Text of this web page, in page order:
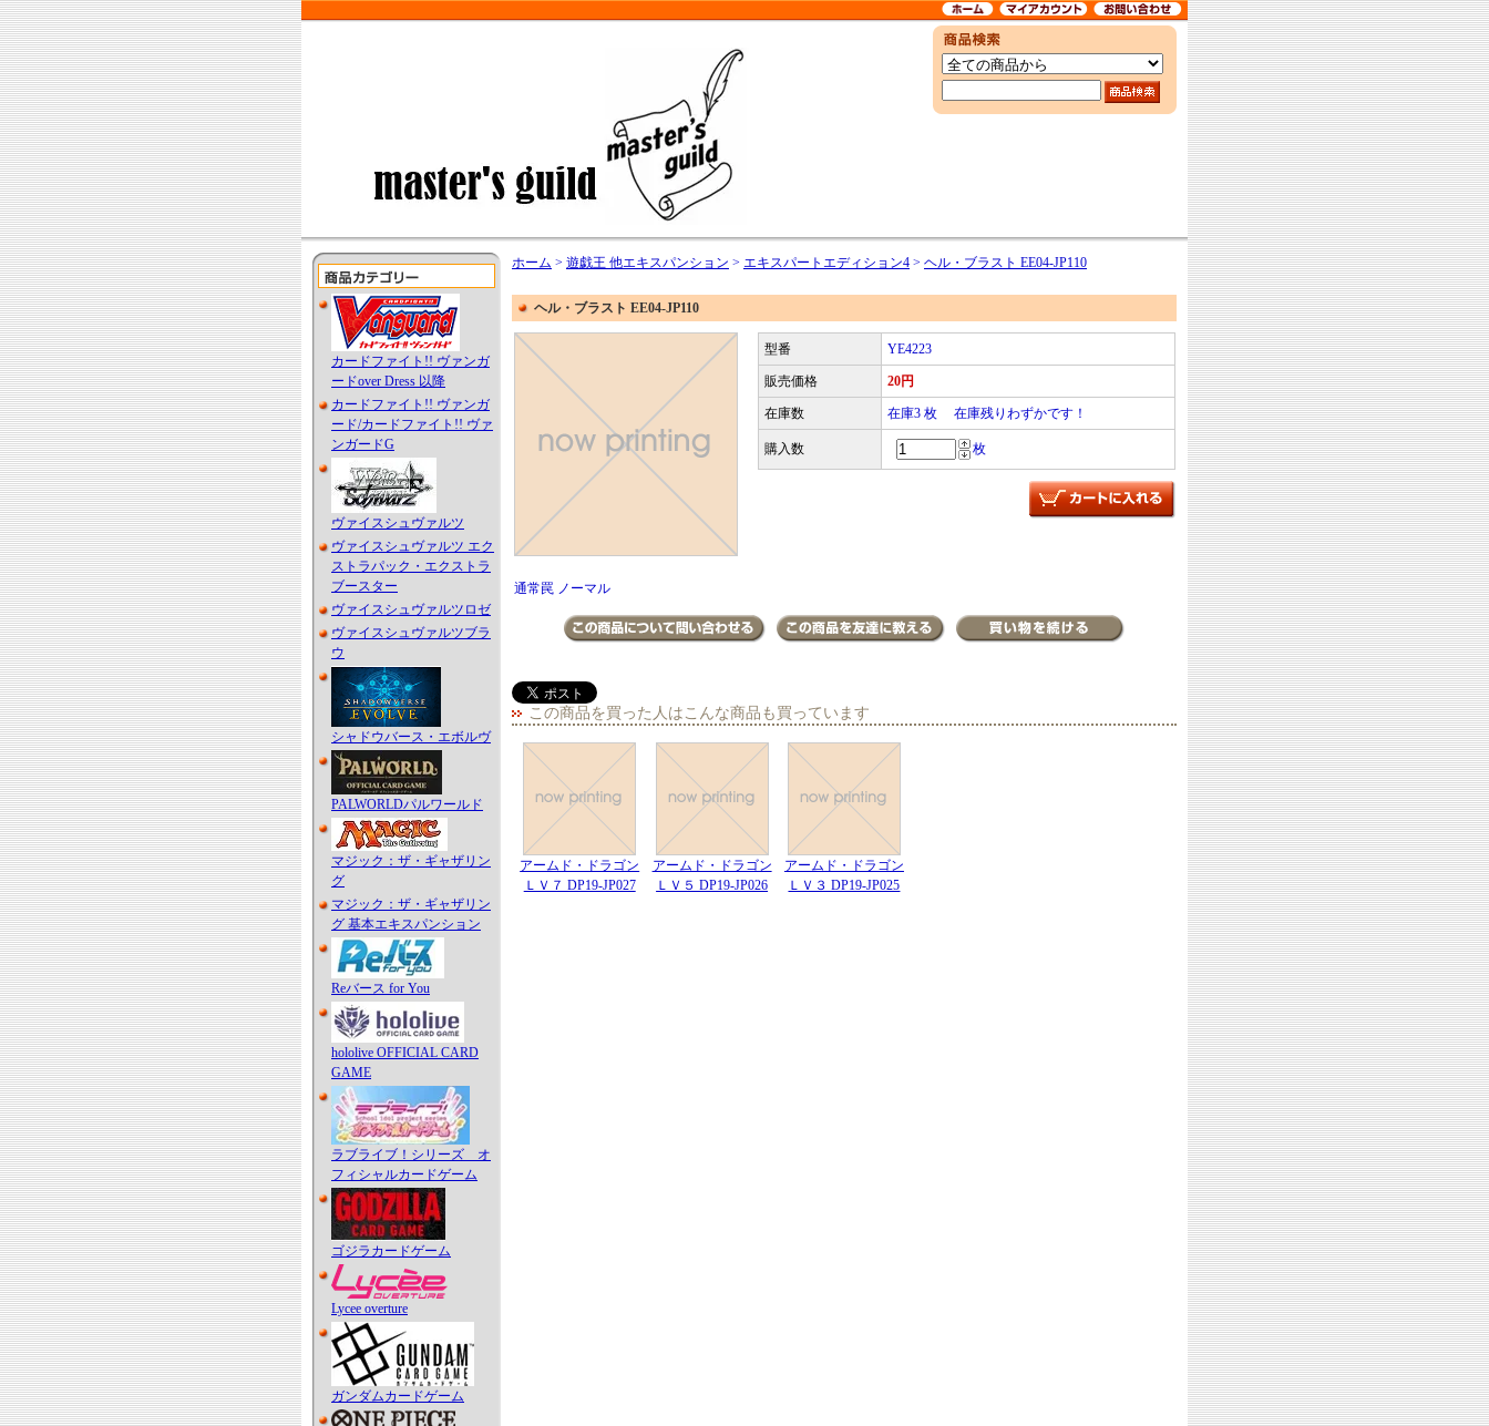
カードファイト!! ヴァンガ
ードover Dress 以降
カードファイト!! ヴァンガ
ード/カードファイト!! ヴァ
ンガードG
ヴァイスシュヴァルツ
ヴァイスシュヴァルツ エク
ストラパック・エクストラ
ブースター
ヴァイスシュヴァルツロゼ
ヴァイスシュヴァルツブラ
ウ
シャドウバース・エボルヴ
PALWORLDパルワールド
マジック：ザ・ギャザリン
グ
マジック：ザ・ギャザリン
グ 基本エキスパンション
Reバース for You
hololive OFFICIAL CARD
GAME
ラブライブ！シリーズ オ
フィシャルカードゲーム
ゴジラカードゲーム
Lycee overture
ガンダムカードゲーム
ホーム > 遊戯王 他エキスパンション > エキスパートエディション4 > ヘル・ブラスト EE04-JP110
ヘル・ブラスト EE04-JP110
型番 YE4223
販売価格 20円
在庫数 在庫3 枚 在庫残りわずかです！
購入数 枚
通常罠 ノーマル
この商品を買った人はこんな商品も買っています
アームド・ドラゴン
ＬＶ７ DP19-JP027
アームド・ドラゴン
ＬＶ５ DP19-JP026
アームド・ドラゴン
ＬＶ３ DP19-JP025